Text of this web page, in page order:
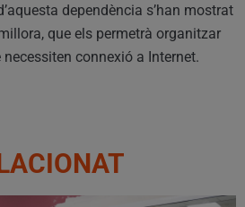
dependència s’han mostrat
que els permetrà organitzar
connexió a Internet.